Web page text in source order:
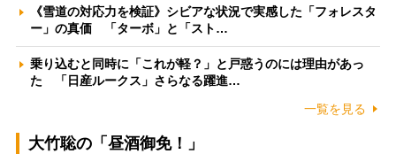
《雪道の対応力を検証》シビアな状況で実感した「フォレスタ
ー」の真価 「ターボ」と「スト…
乗り込むと同時に「これが軽？」と戸惑うのには理由があっ
た 「日産ルークス」さらなる躍進…
一覧を見る
大竹聡の「昼酒御免！」